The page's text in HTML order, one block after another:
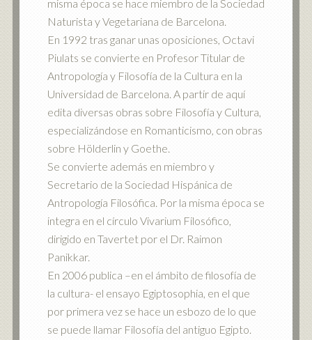
misma época se hace miembro de la Sociedad
Naturista y Vegetariana de Barcelona.
En 1992 tras ganar unas oposiciones, Octavi
Piulats se convierte en Profesor Titular de
Antropología y Filosofía de la Cultura en la
Universidad de Barcelona. A partir de aquí
edita diversas obras sobre Filosofía y Cultura,
especializándose en Romanticismo, con obras
sobre Hölderlin y Goethe.
Se convierte además en miembro y
Secretario de la Sociedad Hispánica de
Antropología Filosófica. Por la misma época se
integra en el círculo Vivarium Filosófico,
dirigido en Tavertet por el Dr. Raimon
Panikkar.
En 2006 publica –en el ámbito de filosofía de
la cultura- el ensayo Egiptosophia, en el que
por primera vez se hace un esbozo de lo que
se puede llamar Filosofía del antiguo Egipto.